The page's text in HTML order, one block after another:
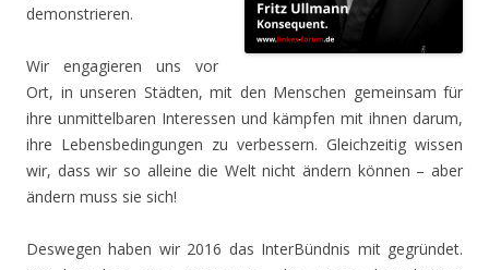
demonstrieren.
Wir engagieren uns vor
Ort, in unseren Städten, mit den Menschen gemeinsam für
ihre unmittelbaren Interessen und kämpfen mit ihnen darum,
ihre Lebensbedingungen zu verbessern. Gleichzeitig wissen
wir, dass wir so alleine die Welt nicht ändern können – aber
ändern muss sie sich!
Deswegen haben wir 2016 das InterBündnis mit gegründet.